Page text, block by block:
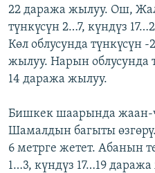
ЫҢГАЙСЫЗ СУРООЛОР
ЭЕ/АРнун бардык
22 даража жылуу. Ош,
түнкүсүн 2…7, күндүз
Көл облусунда түнкүсүн
жылуу. Нарын облусунда
14 даража жылуу.
Бишкек шаарында жаан-
Шамалдын багыты
6 метрге жетет. Абанын
1…3, күндүз 17…19